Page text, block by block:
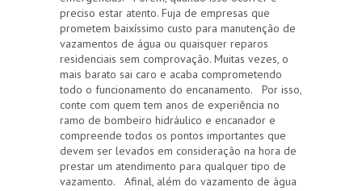
preciso estar atento. Fuja de empresas que
prometem baixíssimo custo para manutenção de
vazamentos de água ou quaisquer reparos
residenciais sem comprovação. Muitas vezes, o
mais barato sai caro e acaba comprometendo
todo o funcionamento do encanamento. Por isso,
conte com quem tem anos de experiência no
ramo de bombeiro hidráulico e encanador e
compreende todos os pontos importantes que
devem ser levados em consideração na hora de
prestar um atendimento para qualquer tipo de
vazamento. Afinal, além do vazamento de água